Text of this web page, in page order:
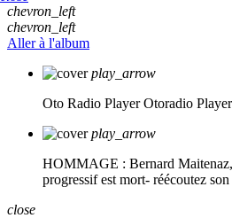
chevron_left
chevron_left
Aller à l'album
play_arrow
Oto Radio Player Otoradio Player
play_arrow
HOMMAGE : Bernard
progressif est mort- réécoutez
close